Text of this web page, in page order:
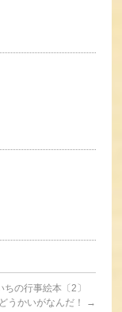
ちの行事絵本〔2〕
うかいがなんだ！
→